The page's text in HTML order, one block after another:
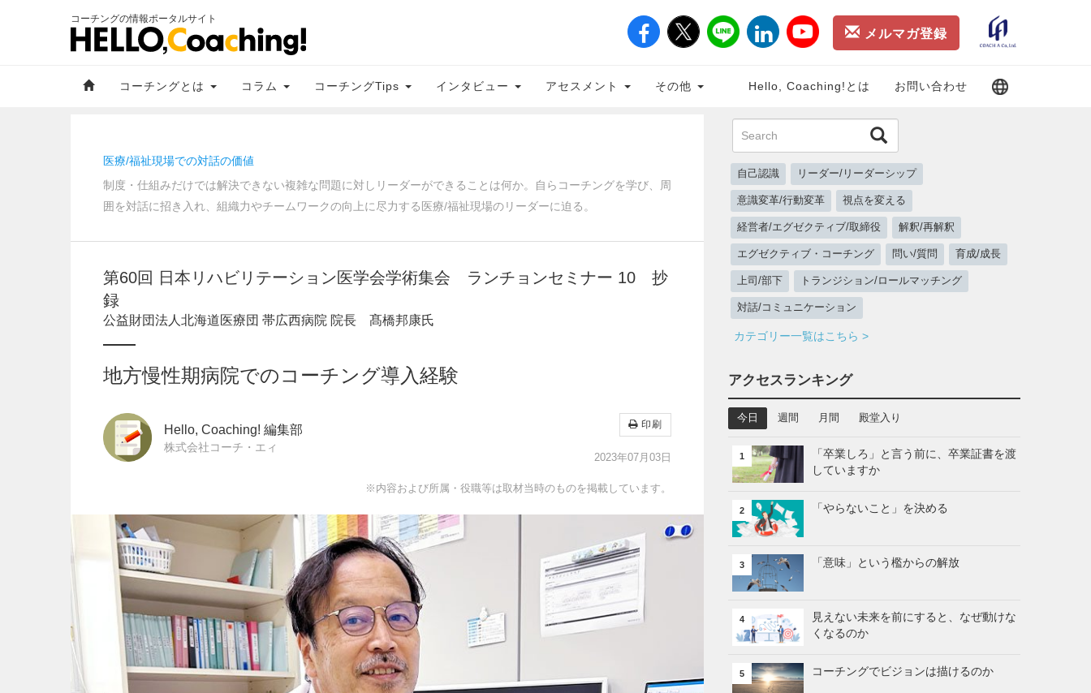
コーチングの情報ポータルサイト
メルマガ登録
コーチングとは コラム コーチングTips インタビュー アセスメント その他 Hello, Coaching!とは お問い合わせ
医療/福祉現場での対話の価値
制度・仕組みだけでは解決できない複雑な問題に対しリーダーができることは何か。自らコーチングを学び、周
囲を対話に招き入れ、組織力やチームワークの向上に尽力する医療/福祉現場のリーダーに迫る。
第60回 日本リハビリテーション医学会学術集会 ランチョンセミナー 10 抄
録
公益財団法人北海道医療団 帯広西病院 院長 髙橋邦康氏
地方慢性期病院でのコーチング導入経験
Hello, Coaching! 編集部
株式会社コーチ・エィ
印刷
2023年07月03日
※内容および所属・役職等は取材当時のものを掲載しています。
自己認識 リーダー/リーダーシップ
意識変革/行動変革 視点を変える
経営者/エグゼクティブ/取締役 解釈/再解釈
エグゼクティブ・コーチング 問い/質問 育成/成長
上司/部下 トランジション/ロールマッチング
対話/コミュニケーション
カテゴリー一覧はこちら >
アクセスランキング
今日 週間 月間 殿堂入り
1
「卒業しろ」と言う前に、卒業証書を渡
していますか
2 「やらないこと」を決める
3 「意味」という檻からの解放
4
見えない未来を前にすると、なぜ動けな
くなるのか
5 コーチングでビジョンは描けるのか